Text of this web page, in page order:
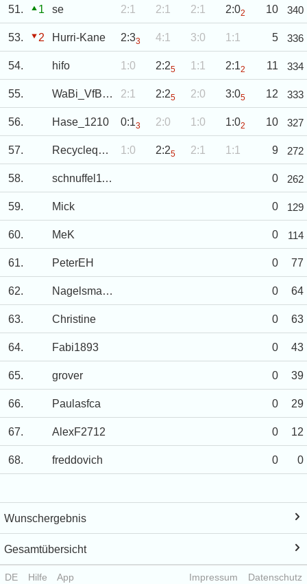
51. 1 se 2:1 2:1 2:1 2:02 10 340
53. 2 Hurri-Kane 2:33 4:1 3:0 1:1 5 336
54. hifo 1:0 2:25 1:1 2:12 11 334
55. WaBi_VfB_rulez 2:1 2:25 2:0 3:05 12 333
56. Hase_1210 0:13 2:0 1:0 1:02 10 327
57. Recyclequeen 1:0 2:25 2:1 1:1 9 272
58. schnuffel1172 0 262
59. Mick 0 129
60. MeK 0 114
61. PeterEH 0 77
62. Nagelsmann 0 64
63. Christine 0 63
64. Fabi1893 0 43
65. grover 0 39
66. Paulasfca 0 29
67. AlexF2712 0 12
68. freddovich 0 0
Wunschergebnis
Gesamtübersicht
DE Hilfe App Impressum Datenschutz